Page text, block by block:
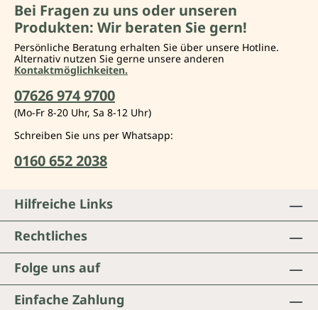
Bei Fragen zu uns oder unseren
Produkten: Wir beraten Sie gern!
Persönliche Beratung erhalten Sie über unsere Hotline.
Alternativ nutzen Sie gerne unsere anderen
Kontaktmöglichkeiten.
07626 974 9700
(Mo-Fr 8-20 Uhr, Sa 8-12 Uhr)
Schreiben Sie uns per Whatsapp:
0160 652 2038
Folge uns auf
Einfache Zahlung
Hilfreiche Links
Rechtliches